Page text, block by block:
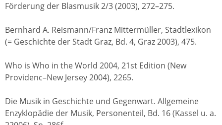
Förderung der Blasmusik 2/3 (2003), 272–275.
Bernhard A. Reismann/Franz Mittermüller, Stadtlexikon
(= Geschichte der Stadt Graz, Bd. 4, Graz 2003), 475.
Who is Who in the World 2004, 21st Edition (New
Providenc–New Jersey 2004), 2265.
Die Musik in Geschichte und Gegenwart. Allgemeine
Enzyklopädie der Musik, Personenteil, Bd. 16 (Kassel u. a.